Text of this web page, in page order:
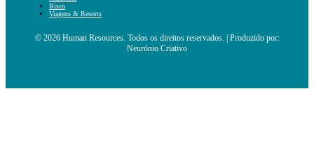
Risco
Viagens & Resorts
© 2026 Human Resources. Todos os direitos reservados. | Produzido por:
Neurónio Criativo